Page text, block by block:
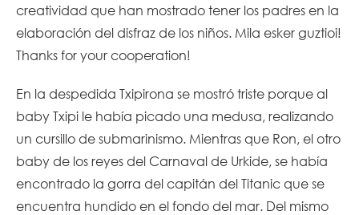
creatividad que han mostrado tener los padres en la
elaboración del disfraz de los niños. Mila esker guztioi!
Thanks for your cooperation!
En la despedida Txipirona se mostró triste porque al
baby Txipi le había picado una medusa, realizando
un cursillo de submarinismo. Mientras que Ron, el otro
baby de los reyes del Carnaval de Urkide, se había
encontrado la gorra del capitán del Titanic que se
encuentra hundido en el fondo del mar. Del mismo